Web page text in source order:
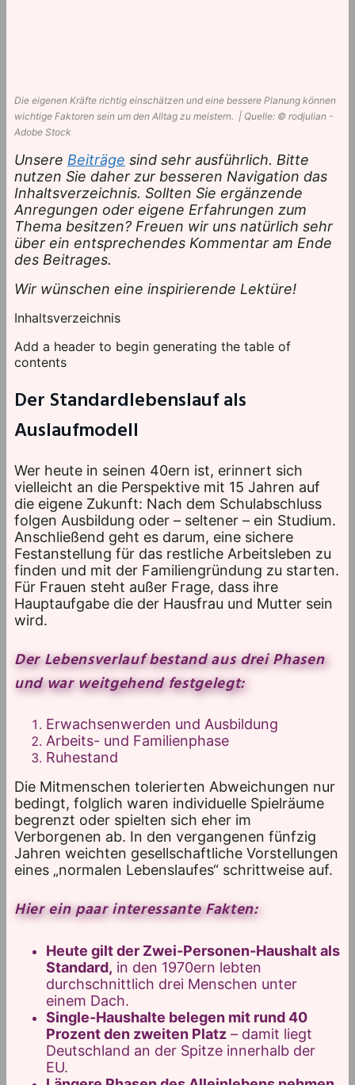
Die eigenen Kräfte richtig einschätzen und eine bessere Planung können
wichtige Faktoren sein um den Alltag zu meistern. | Quelle: © rodjulian -
Adobe Stock
Unsere Beiträge sind sehr ausführlich. Bitte
nutzen Sie daher zur besseren Navigation das
Inhaltsverzeichnis. Sollten Sie ergänzende
Anregungen oder eigene Erfahrungen zum
Thema besitzen? Freuen wir uns natürlich sehr
über ein entsprechendes Kommentar am Ende
des Beitrages.
Wir wünschen eine inspirierende Lektüre!
Inhaltsverzeichnis
Add a header to begin generating the table of
contents
Der Standardlebenslauf als
Auslaufmodell
Wer heute in seinen 40ern ist, erinnert sich
vielleicht an die Perspektive mit 15 Jahren auf
die eigene Zukunft: Nach dem Schulabschluss
folgen Ausbildung oder – seltener – ein Studium.
Anschließend geht es darum, eine sichere
Festanstellung für das restliche Arbeitsleben zu
finden und mit der Familiengründung zu starten.
Für Frauen steht außer Frage, dass ihre
Hauptaufgabe die der Hausfrau und Mutter sein
wird.
Der Lebensverlauf bestand aus drei Phasen
und war weitgehend festgelegt:
Erwachsenwerden und Ausbildung
Arbeits- und Familienphase
Ruhestand
Die Mitmenschen tolerierten Abweichungen nur
bedingt, folglich waren individuelle Spielräume
begrenzt oder spielten sich eher im
Verborgenen ab. In den vergangenen fünfzig
Jahren weichten gesellschaftliche Vorstellungen
eines „normalen Lebenslaufes“ schrittweise auf.
Hier ein paar interessante Fakten:
Heute gilt der Zwei-Personen-Haushalt als
Standard, in den 1970ern lebten
durchschnittlich drei Menschen unter
einem Dach.
Single-Haushalte belegen mit rund 40
Prozent den zweiten Platz – damit liegt
Deutschland an der Spitze innerhalb der
EU.